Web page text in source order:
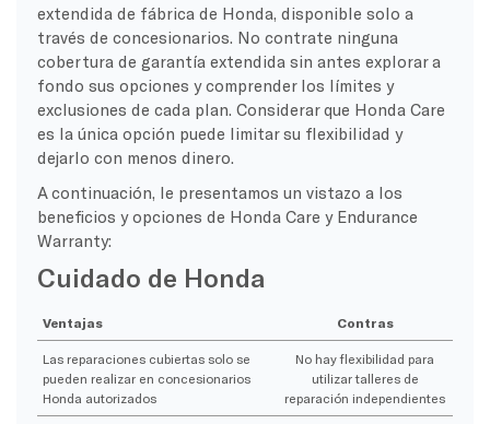
extendida de fábrica de Honda, disponible solo a
través de concesionarios. No contrate ninguna
cobertura de garantía extendida sin antes explorar a
fondo sus opciones y comprender los límites y
exclusiones de cada plan. Considerar que Honda Care
es la única opción puede limitar su flexibilidad y
dejarlo con menos dinero.
A continuación, le presentamos un vistazo a los
beneficios y opciones de Honda Care y Endurance
Warranty:
Cuidado de Honda
Ventajas Contras
Las reparaciones cubiertas solo se
pueden realizar en concesionarios
Honda autorizados
No hay flexibilidad para
utilizar talleres de
reparación independientes